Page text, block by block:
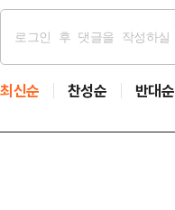
최신순 찬성순 반대순